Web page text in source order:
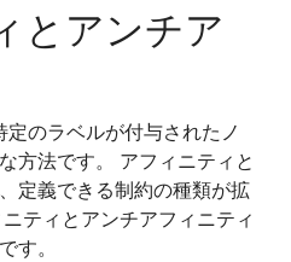
とアンチア
定のラベルが付与されたノ
方法です。 アフィニティと
定義できる制約の種類が拡
ティとアンチアフィニティ
す。